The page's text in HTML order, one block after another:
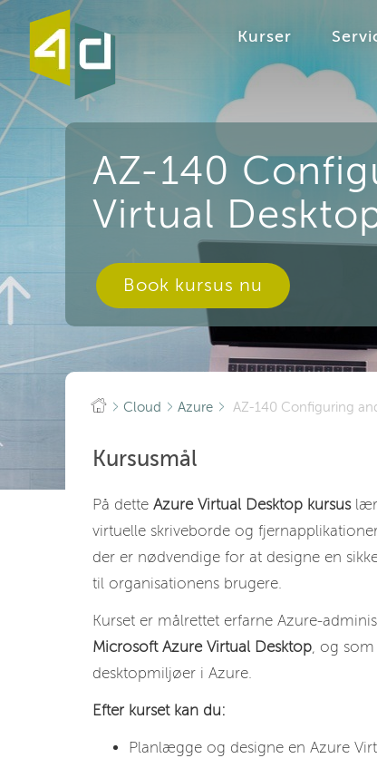
AZ-140
Virtual
Book kursus nu
Kurser
Cloud Azure AZ-140 Configuring
Kursusmål
På dette Azure Virtual Desktop kursus
virtuelle skriveborde og
der er nødvendige for at designe en
til organisationens brugere.
Kurset er målrettet erfarne Azure-
Microsoft Azure Virtual Desktop, og
desktopmiljøer i Azure.
Efter kurset kan du:
Planlægge og designe en Azure